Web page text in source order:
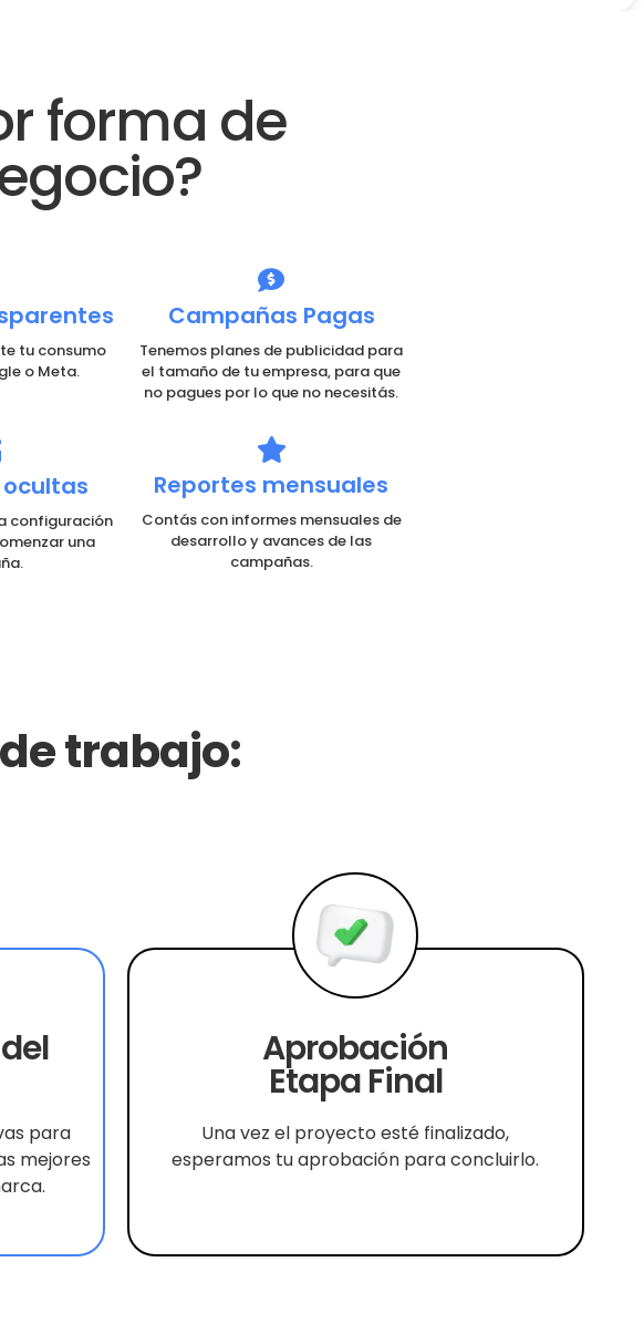
forma de
tu consumo
o Meta.
configuración
una
Campañas Pagas
Tenemos planes de publicidad para
el tamaño de tu empresa, para que
no pagues por lo que no necesitás.
Reportes mensuales
Contás con informes mensuales de
desarrollo y avances de las
campañas.
trabajo:
para
mejores
Aprobación
Etapa Final
Una vez el proyecto esté finalizado,
esperamos tu aprobación para concluirlo.